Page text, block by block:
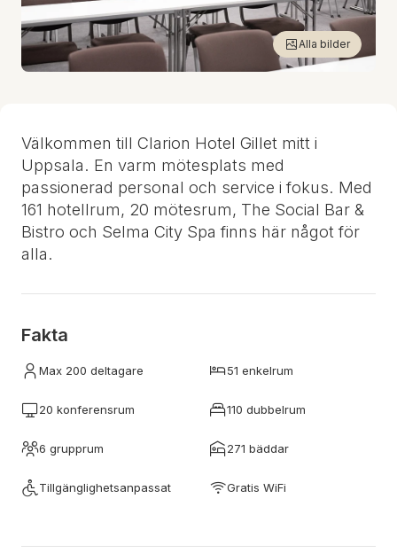
Alla bilder
Välkommen till Clarion Hotel Gillet mitt i
Uppsala. En varm mötesplats med
passionerad personal och service i fokus. Med
161 hotellrum, 20 mötesrum, The Social Bar &
Bistro och Selma City Spa finns här något för
alla.
Fakta
Max 200 deltagare 51 enkelrum
20 konferensrum 110 dubbelrum
6 grupprum 271 bäddar
Tillgänglighetsanpassat Gratis WiFi